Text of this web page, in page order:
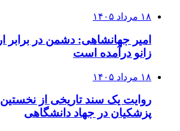
۱۸ مرداد ۱۴۰۵
امیر جهانشاهی: دشمن در برابر
زانو درآمده است
۱۸ مرداد ۱۴۰۵
روایت یک سند تاریخی از
پزشکیان در جهاد دانشگاهی